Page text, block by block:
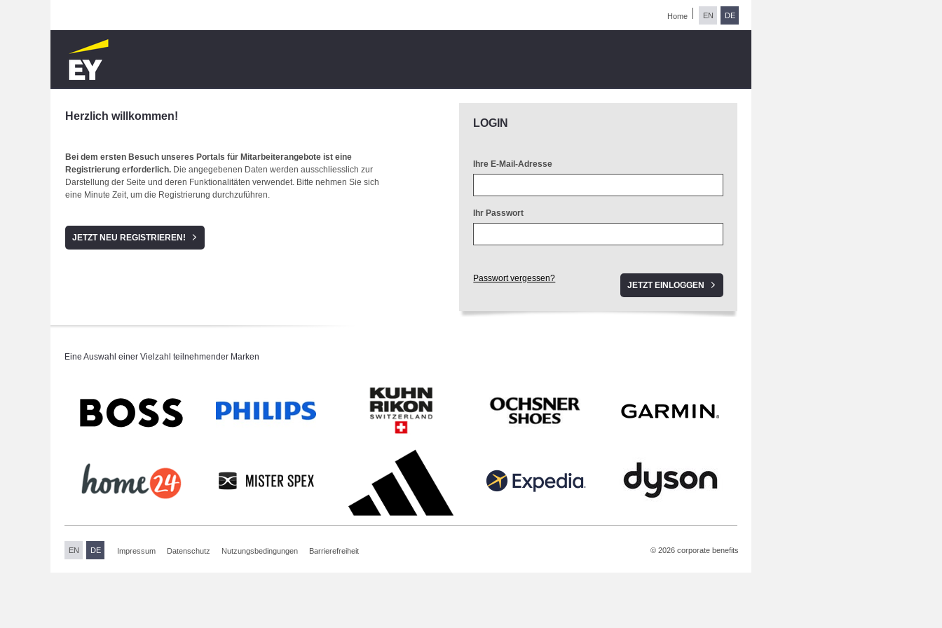
Home EN DE
LOGIN
Ihre E-Mail-Adresse
Ihr Passwort
Passwort vergessen?
Herzlich willkommen!
Bei dem ersten Besuch unseres Portals für Mitarbeiterangebote ist eine
Registrierung erforderlich. Die angegebenen Daten werden ausschliesslich zur
Darstellung der Seite und deren Funktionalitäten verwendet. Bitte nehmen Sie sich
eine Minute Zeit, um die Registrierung durchzuführen.
REGISTRIERUNG
JETZT NEU REGISTRIEREN!
Eine Auswahl einer Vielzahl teilnehmender Marken
EN DE Impressum Datenschutz Nutzungsbedingungen Barrierefreiheit © 2026 corporate benefits